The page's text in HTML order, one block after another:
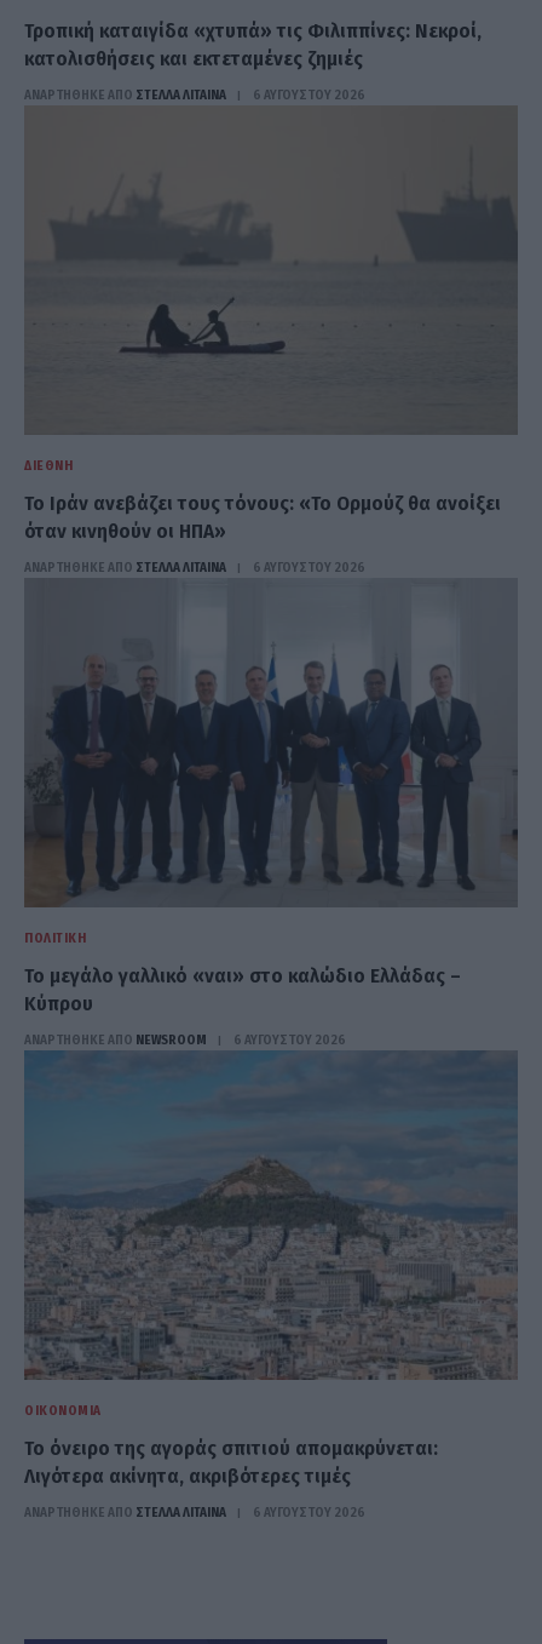
Τροπική καταιγίδα «χτυπά» τις Φιλιππίνες: Νεκροί,
κατολισθήσεις και εκτεταμένες ζημιές
ΑΝΑΡΤΗΘΗΚΕ ΑΠΟ ΣΤΈΛΛΑ ΛΊΤΑΙΝΑ 6 ΑΥΓΟΎΣΤΟΥ 2026
ΔΙΕΘΝΉ
Το Ιράν ανεβάζει τους τόνους: «Το Ορμούζ θα ανοίξει
όταν κινηθούν οι ΗΠΑ»
ΑΝΑΡΤΗΘΗΚΕ ΑΠΟ ΣΤΈΛΛΑ ΛΊΤΑΙΝΑ 6 ΑΥΓΟΎΣΤΟΥ 2026
ΠΟΛΙΤΙΚΉ
Το μεγάλο γαλλικό «ναι» στο καλώδιο Ελλάδας –
Κύπρου
ΑΝΑΡΤΗΘΗΚΕ ΑΠΟ NEWSROOM 6 ΑΥΓΟΎΣΤΟΥ 2026
ΟΙΚΟΝΟΜΊΑ
Το όνειρο της αγοράς σπιτιού απομακρύνεται:
Λιγότερα ακίνητα, ακριβότερες τιμές
ΑΝΑΡΤΗΘΗΚΕ ΑΠΟ ΣΤΈΛΛΑ ΛΊΤΑΙΝΑ 6 ΑΥΓΟΎΣΤΟΥ 2026